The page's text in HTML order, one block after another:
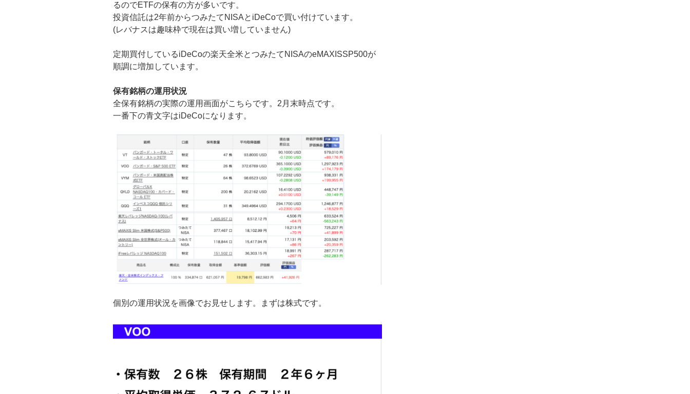
るのでETFの保有の方が多いです。
投資信託は2年前からつみたてNISAとiDeCoで買い付けています。
(レバナスは趣味枠で現在は買い増していません)
定期買付しているiDeCoの楽天全米とつみたてNISAのeMAXISSP500が
順調に増加しています。
保有銘柄の運用状況
全保有銘柄の実際の運用画面がこちらです。2月末時点です。
一番下の青文字はiDeCoになります。
個別の運用状況を画像でお見せします。まずは株式です。